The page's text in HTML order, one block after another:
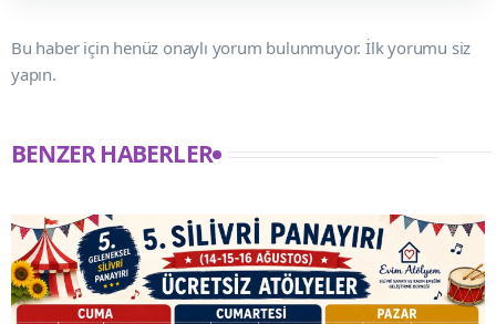
Bu haber için henüz onaylı yorum bulunmuyor. İlk yorumu siz
yapın.
BENZER HABERLER